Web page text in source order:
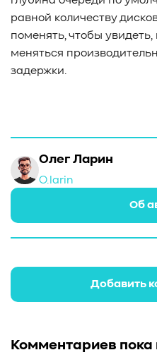
равной количеству
поменять, чтобы
меняться
задержки.
Олег Ларин
O.larin
Об
Добавить
Комментариев пока